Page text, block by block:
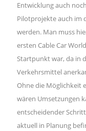
Entwicklung auch
Pilotprojekte auch im
werden. Man muss
ersten Cable Car
Startpunkt war, da in
Verkehrsmittel
Ohne die Möglichkeit
wären Umsetzungen
entscheidender
aktuell in Planung